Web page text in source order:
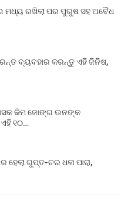
ମଧ୍ୟ ରଖିଲା ପର ପୁରୁଷ ସହ ଅବୈଧ
ବ୍ୟବହାର କରନ୍ତୁ ଏହି ଜିନିଷ,
କିମ ଜୋଙ୍ଗ ଉନଙ୍କ
ଏହି ୧୦…
ଗୁପ୍ତ-ଚର ଧଳା ପାରା,